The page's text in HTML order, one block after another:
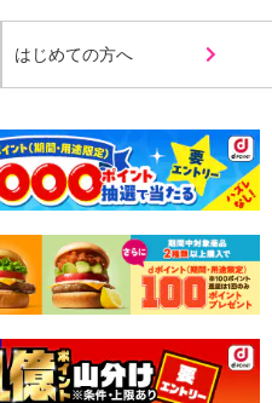
はじめての方へ